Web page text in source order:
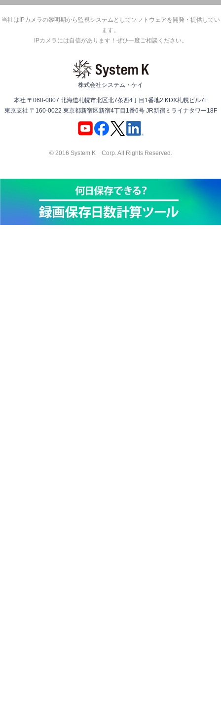
当社はIPカメラの黎明期から監視システムとしてソフトウェアを開発・提供してい
ます。
IPカメラには自信があります！ぜひ一度ご相談ください。
株式会社システム・ケイ
本社 〒060-0807 北海道札幌市北区北7条西4丁目1番地2 KDX札幌ビル7F
東京支社 〒160-0022 東京都新宿区新宿4丁目1番6号 JR新宿ミライナタワー18F
© 2016 System K Corp. All Rights Reserved.